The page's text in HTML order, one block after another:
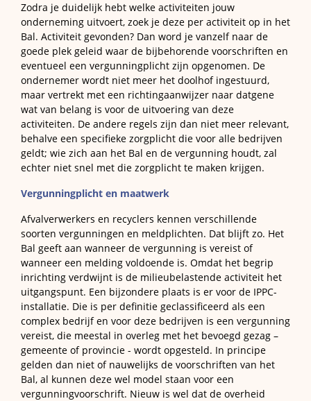
Zodra je duidelijk hebt welke activiteiten jouw
onderneming uitvoert, zoek je deze per activiteit op in het
Bal. Activiteit gevonden? Dan word je vanzelf naar de
goede plek geleid waar de bijbehorende voorschriften en
eventueel een vergunningplicht zijn opgenomen. De
ondernemer wordt niet meer het doolhof ingestuurd,
maar vertrekt met een richtingaanwijzer naar datgene
wat van belang is voor de uitvoering van deze
activiteiten. De andere regels zijn dan niet meer relevant,
behalve een specifieke zorgplicht die voor alle bedrijven
geldt; wie zich aan het Bal en de vergunning houdt, zal
echter niet snel met die zorgplicht te maken krijgen.
Vergunningplicht en maatwerk
Afvalverwerkers en recyclers kennen verschillende
soorten vergunningen en meldplichten. Dat blijft zo. Het
Bal geeft aan wanneer de vergunning is vereist of
wanneer een melding voldoende is. Omdat het begrip
inrichting verdwijnt is de milieubelastende activiteit het
uitgangspunt. Een bijzondere plaats is er voor de IPPC-
installatie. Die is per definitie geclassificeerd als een
complex bedrijf en voor deze bedrijven is een vergunning
vereist, die meestal in overleg met het bevoegd gezag –
gemeente of provincie - wordt opgesteld. In principe
gelden dan niet of nauwelijks de voorschriften van het
Bal, al kunnen deze wel model staan voor een
vergunningvoorschrift. Nieuw is wel dat de overheid